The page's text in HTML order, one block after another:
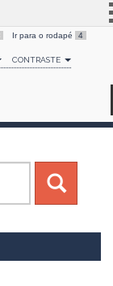
Simplifique!
Comunica BR
Canais
Ir para o rodapé 4
CONTRASTE